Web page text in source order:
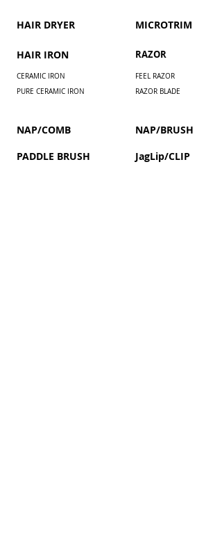
HAIR DRYER
HAIR IRON
CERAMIC IRON
PURE CERAMIC IRON
NAP/COMB
PADDLE BRUSH
​MICROTRIM
RAZOR
FEEL RAZOR
RAZOR BLADE
NAP/BRUSH
JagLip/CLIP